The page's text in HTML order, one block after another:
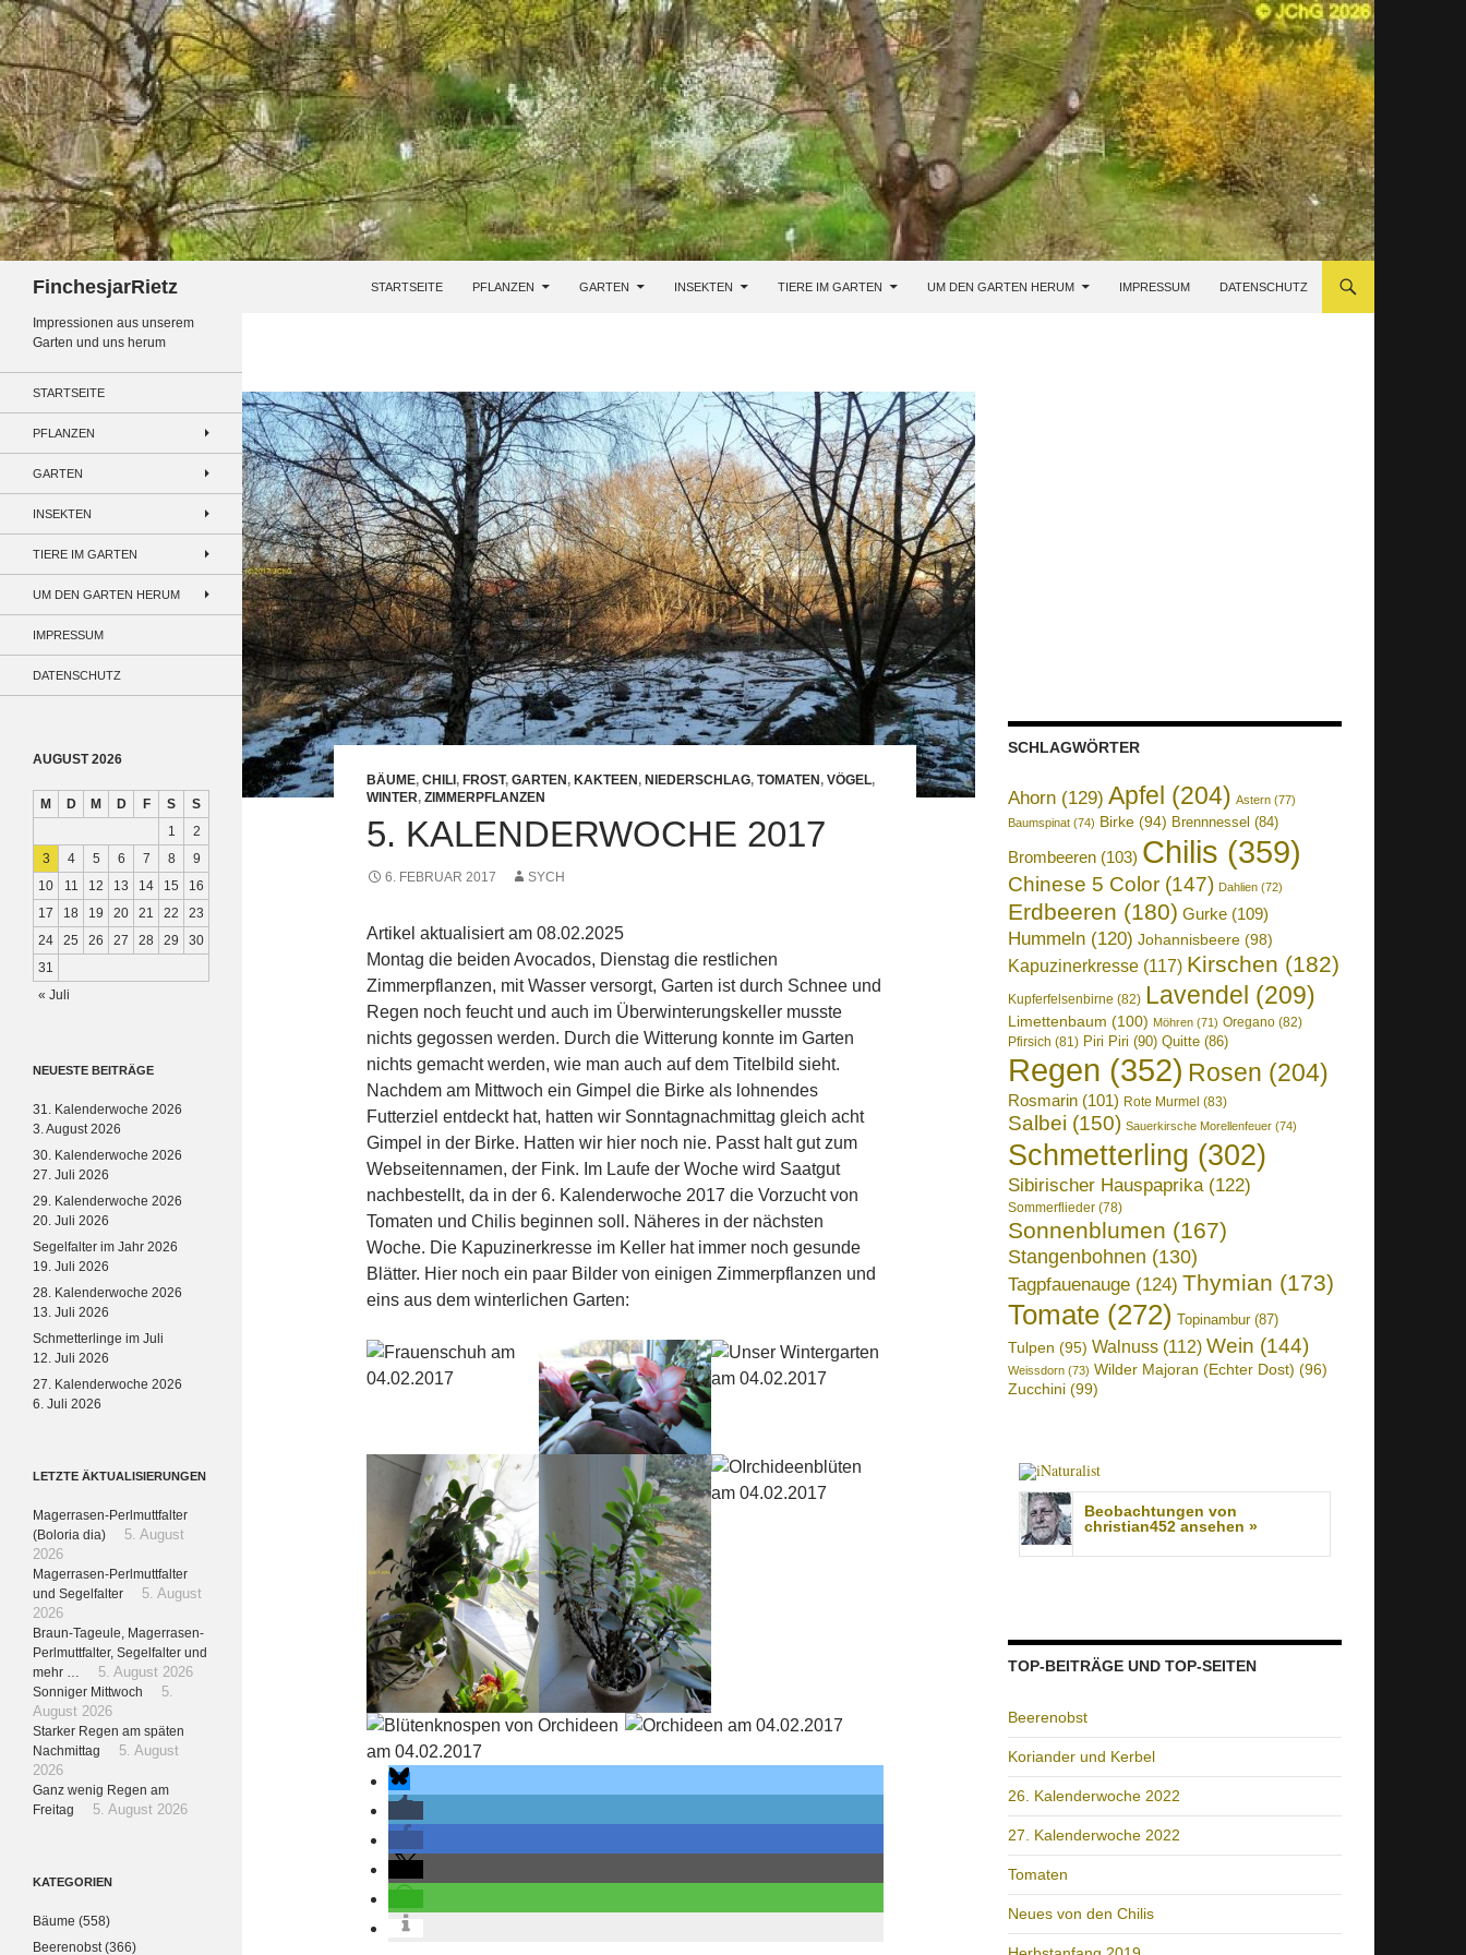
Zum
Inhalt
springen
FinchesjarRietz STARTSEITE PFLANZEN GARTEN INSEKTEN TIERE IM GARTEN UM DEN GARTEN HERUM IMPRESSUM DATENSCHUTZ
BÄUME, CHILI , FROST, GARTEN , KAKTEEN , NIEDERSCHLAG, TOMATEN , VÖGEL,
WINTER, ZIMMERPFLANZEN
5. KALENDERWOCHE 2017
6. FEBRUAR 2017 SYCH
Artikel aktualisiert am 08.02.2025
Montag die beiden Avocados, Dienstag die restlichen
Zimmerpflanzen, mit Wasser versorgt, Garten ist durch Schnee und
Regen noch feucht und auch im Überwinterungskeller musste
nichts gegossen werden. Durch die Witterung konnte im Garten
nichts gemacht werden, wie man auch auf dem Titelbild sieht.
Nachdem am Mittwoch ein Gimpel die Birke als lohnendes
Futterziel entdeckt hat, hatten wir Sonntagnachmittag gleich acht
Gimpel in der Birke. Hatten wir hier noch nie. Passt halt gut zum
Webseitennamen, der Fink. Im Laufe der Woche wird Saatgut
nachbestellt, da in der 6. Kalenderwoche 2017 die Vorzucht von
Tomaten und Chilis beginnen soll. Näheres in der nächsten
Woche. Die Kapuzinerkresse im Keller hat immer noch gesunde
Blätter. Hier noch ein paar Bilder von einigen Zimmerpflanzen und
eins aus dem winterlichen Garten:
SCHLAGWÖRTER
Ahorn (129) Apfel (204) Astern (77)
Baumspinat (74) Birke (94) Brennnessel (84)
Brombeeren (103) Chilis (359)
Chinese 5 Color (147) Dahlien (72)
Erdbeeren (180) Gurke (109)
Hummeln (120) Johannisbeere (98)
Kapuzinerkresse (117) Kirschen (182)
Kupferfelsenbirne (82) Lavendel (209)
Limettenbaum (100) Möhren (71) Oregano (82)
Pfirsich (81) Piri Piri (90) Quitte (86)
Regen (352) Rosen (204)
Rosmarin (101) Rote Murmel (83)
Salbei (150) Sauerkirsche Morellenfeuer (74)
Schmetterling (302)
Sibirischer Hauspaprika(122)
Sommerflieder (78)
Sonnenblumen (167)
Stangenbohnen (130)
Tagpfauenauge (124) Thymian (173)
Tomate (272) Topinambur(87)
Tulpen (95) Walnuss (112) Wein (144)
Weissdorn (73) Wilder Majoran (Echter Dost) (96)
Zucchini (99)
Beobachtungen von
christian452 ansehen »
TOP-BEITRÄGE UND TOP-SEITEN
Beerenobst
Koriander und Kerbel
26. Kalenderwoche 2022
27. Kalenderwoche 2022
Tomaten
Neues von den Chilis
Impressionen aus unserem
Garten und uns herum
STARTSEITE
PFLANZEN
GARTEN
INSEKTEN
TIERE IM GARTEN
UM DEN GARTEN HERUM
IMPRESSUM
DATENSCHUTZ
AUGUST 2026
M D M D F S
S
1
2
3
4 5 6 7 8
9
10
11 12 13 14 15
16
17
18 19 20 21 22
23
24
25 26 27 28 29
30
31
« Juli
NEUESTE BEITRÄGE
31. Kalenderwoche 2026
3. August 2026
30. Kalenderwoche 2026
27. Juli 2026
29. Kalenderwoche 2026
20. Juli 2026
Segelfalter im Jahr 2026
19. Juli 2026
28. Kalenderwoche 2026
13. Juli 2026
Schmetterlinge im Juli
12. Juli 2026
27. Kalenderwoche 2026
6. Juli 2026
LETZTE ÄKTUALISIERUNGEN
Magerrasen-Perlmuttfalter
(Boloria dia)
5. August
2026
Magerrasen-Perlmuttfalter
und Segelfalter
5. August
2026
Braun-Tageule, Magerrasen-
Perlmuttfalter, Segelfalter und
mehr …
5. August 2026
Sonniger Mittwoch
5.
August 2026
Starker Regen am späten
Nachmittag
5. August
2026
Ganz wenig Regen am
Freitag
5. August 2026
KATEGORIEN
Bäume (558)
Beerenobst(366)